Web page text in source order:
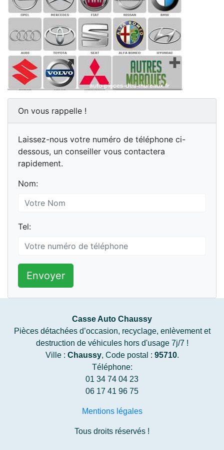
On vous rappelle !
Laissez-nous votre numéro de téléphone ci-
dessous, un conseiller vous contactera
rapidement.
Nom:
Tel:
Envoyer
Casse Auto Chaussy
Pièces détachées d’occasion, recyclage, enlèvement et
destruction de véhicules hors d'usage 7j/7 !
Ville : Chaussy, Code postal : 95710.
Téléphone:
01 34 74 04 23
06 17 41 96 75
Mentions légales
Tous droits réservés !